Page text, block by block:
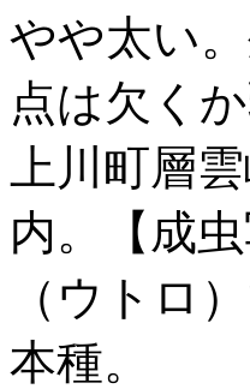
やや太い
点は欠く
上川町層
内。【成
（ウトロ
本種。